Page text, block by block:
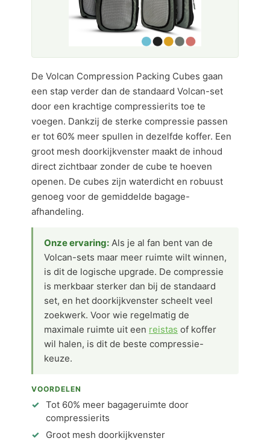
De Volcan Compression Packing Cubes gaan
een stap verder dan de standaard Volcan-set
door een krachtige compressierits toe te
voegen. Dankzij de sterke compressie passen
er tot 60% meer spullen in dezelfde koffer. Een
groot mesh doorkijkvenster maakt de inhoud
direct zichtbaar zonder de cube te hoeven
openen. De cubes zijn waterdicht en robuust
genoeg voor de gemiddelde bagage-
afhandeling.
Onze ervaring: Als je al fan bent van de
Volcan-sets maar meer ruimte wilt winnen,
is dit de logische upgrade. De compressie
is merkbaar sterker dan bij de standaard
set, en het doorkijkvenster scheelt veel
zoekwerk. Voor wie regelmatig de
maximale ruimte uit een reistas of koffer
wil halen, is dit de beste compressie-
keuze.
VOORDELEN
Tot 60% meer bagageruimte door
compressierits
Groot mesh doorkijkvenster